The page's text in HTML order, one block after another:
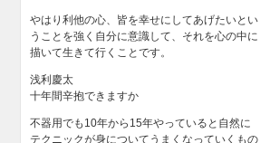
やはり利他の心、皆を幸せにしてあげたいとい
うことを強く自分に意識して、それを心の中に
描いて生きて行くことです。
浅利慶太
十年間辛抱できますか
不器用でも10年から15年やっていると自然に
テクニックが身についてうまくなっていくもの